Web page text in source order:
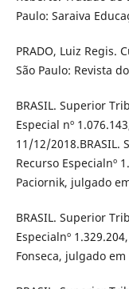
Paulo: Saraiva
PRADO, Luiz Regis.
São Paulo: Revista
BRASIL. Superior
Especial nº
11/12/2018.BRASIL.
Recurso Especialnº
Paciornik, julgado
BRASIL. Superior
Especialnº
Fonseca, julgado